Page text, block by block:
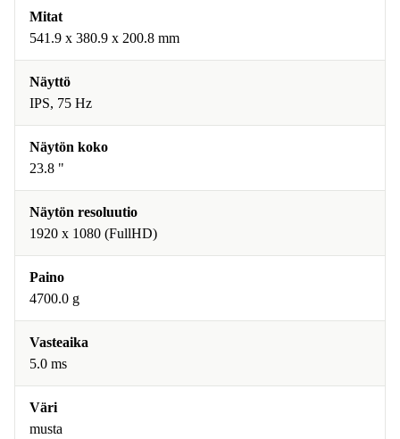
Mitat
541.9 x 380.9 x 200.8 mm
Näyttö
IPS, 75 Hz
Näytön koko
23.8 "
Näytön resoluutio
1920 x 1080 (FullHD)
Paino
4700.0 g
Vasteaika
5.0 ms
Väri
musta